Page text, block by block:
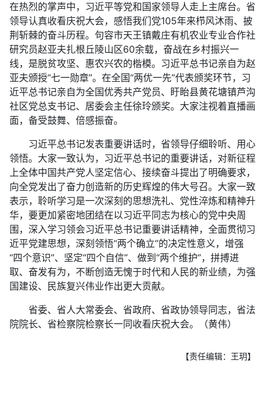
在热烈的掌声中，习近平等党和国家领导人走上主席台。省
领导认真收看庆祝大会，感悟我们党105年来栉风沐雨、披
荆斩棘的奋斗历程。句容市天王镇戴庄有机农业专业合作社
研究员赵亚夫扎根丘陵山区60余载，奋战在乡村振兴一
线，是脱贫攻坚、惠农兴农的楷模。习近平总书记亲自为赵
亚夫颁授“七一勋章”。在全国“两优一先”代表颁奖环节，习
近平总书记亲自为全国优秀共产党员、盱眙县黄花塘镇芦沟
社区党总支书记、居委会主任徐玲颁奖。大家注视着直播画
面，备受鼓舞、倍感振奋。
习近平总书记发表重要讲话时，省领导仔细聆听、用心
领悟。大家一致认为，习近平总书记的重要讲话，对新征程
上全体中国共产党人坚定信心、接续奋斗提出了明确要求，
向全党发出了奋力创造新的历史辉煌的伟大号召。大家一致
表示，聆听学习是一次深刻的思想洗礼、党性淬炼和精神升
华，要更加紧密地团结在以习近平同志为核心的党中央周
围，深入学习领会习近平总书记重要讲话精神，全面贯彻习
近平党建思想，深刻领悟“两个确立”的决定性意义，增强
“四个意识”、坚定“四个自信”、做到“两个维护”，拼搏进
取、奋发有为，不断创造无愧于时代和人民的新业绩，为强
国建设、民族复兴伟业作出更大贡献。
省委、省人大常委会、省政府、省政协领导同志，省法
院院长、省检察院检察长一同收看庆祝大会。（黄伟）
【责任编辑：王玥】